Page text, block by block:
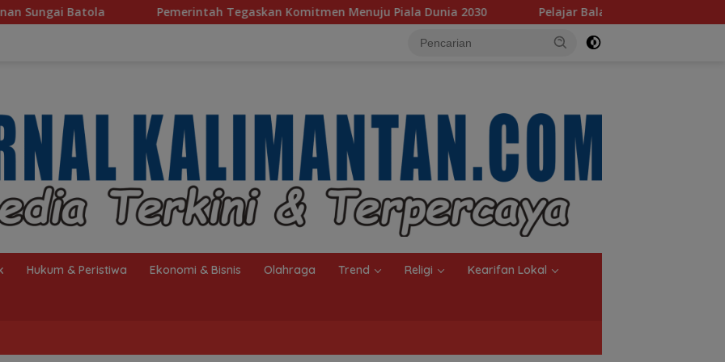
Tegaskan Komitmen Menuju Piala Dunia 2030 Pelajar Balangan Terima Program Indonesia Pintar, Rifqinizamy
Hukum & Peristiwa Ekonomi & Bisnis Olahraga Trend Religi Kearifan Lokal